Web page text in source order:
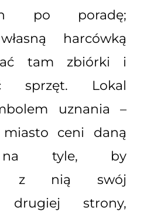
po poradę;
harcówką
tam zbiórki i
sprzęt. Lokal
uznania –
miasto ceni daną
na tyle, by
z nią swój
strony,